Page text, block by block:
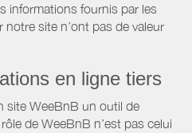
informations fournis par les
site n’ont pas de valeur
en ligne tiers
site WeeBnB un outil de
de WeeBnB n’est pas celui